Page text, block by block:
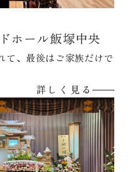
ホール飯塚中央
て、最後はご家族だけで
詳しく見る